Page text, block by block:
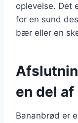
oplevelse. Det
for en sund
bær eller en
en del
Bananbrød er